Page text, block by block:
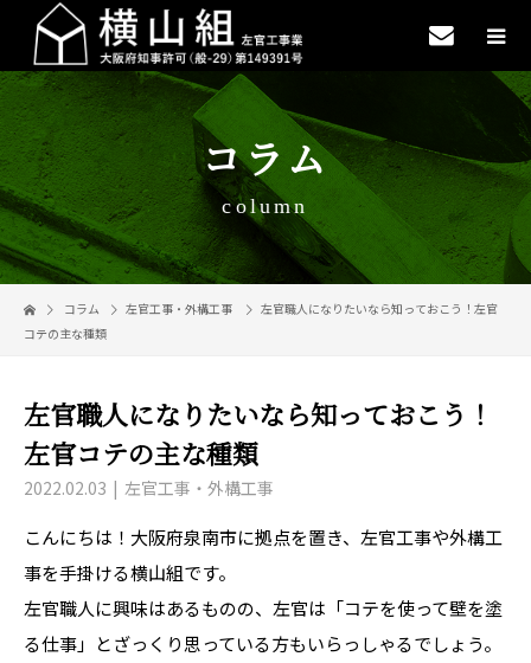
コラム
column
コラム 左官工事・外構工事
左官職人になりたいなら知っておこう！左官
コテの主な種類
左官職人になりたいなら知っておこう！
左官コテの主な種類
2022.02.03 左官工事・外構工事
こんにちは！大阪府泉南市に拠点を置き、左官工事や外構工
事を手掛ける横山組です。
左官職人に興味はあるものの、左官は「コテを使って壁を塗
る仕事」とざっくり思っている方もいらっしゃるでしょう。